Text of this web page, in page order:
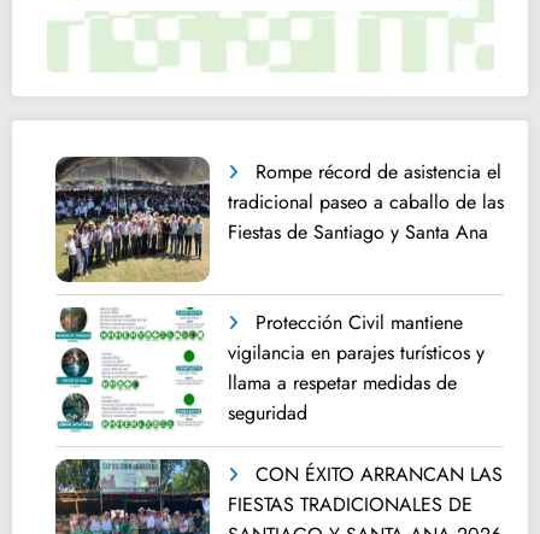
Rompe récord de asistencia el
tradicional paseo a caballo de las
Fiestas de Santiago y Santa Ana
Protección Civil mantiene
vigilancia en parajes turísticos y
llama a respetar medidas de
seguridad
CON ÉXITO ARRANCAN LAS
FIESTAS TRADICIONALES DE